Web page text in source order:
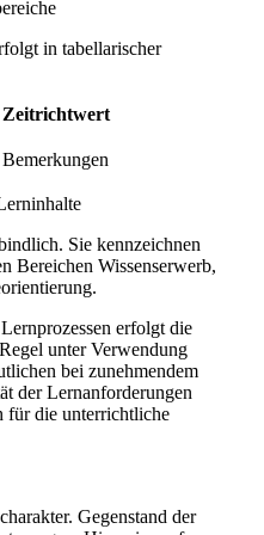
in tabellarischer
Zeitrichtwert
Bemerkungen
Sie kennzeichnen
Bereichen Wissenserwerb,
erfolgt die
unter Verwendung
bei zunehmendem
der Lernanforderungen
für die unterrichtliche
Gegenstand der